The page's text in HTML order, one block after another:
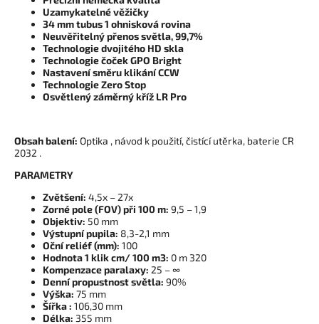
Uzamykatelné věžičky
34 mm tubus 1 ohnisková rovina
Neuvěřitelný přenos světla, 99,7%
Technologie dvojitého HD skla
Technologie čoček GPO Bright
Nastavení směru klikání CCW
Technologie Zero Stop
Osvětlený záměrný kříž LR Pro
Obsah balení: Optika , návod k použití, čistící utěrka, baterie CR
2032 .
PARAMETRY
Zvětšení: 4,5x – 27x
Zorné pole (FOV) při 100 m: 9,5 – 1,9
Objektiv: 50 mm
Výstupní pupila: 8,3-2,1 mm
Oční reliéf (mm): 100
Hodnota 1 klik cm/ 100 m3: 0 m 320
Kompenzace paralaxy: 25 – ∞
Denní propustnost světla: 90%
Výška: 75 mm
Šířka: 106,30 mm
Délka: 355 mm